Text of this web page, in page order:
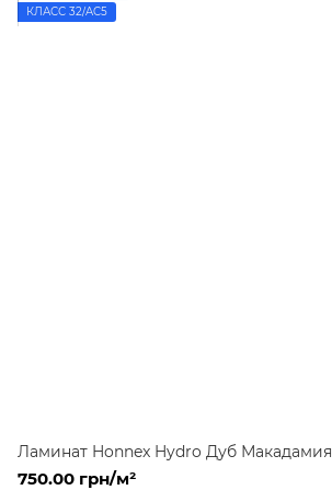
КЛАСС 32/AC5
Ламинат Honnex Hydro Дуб Макадамия
750.00 грн/м²